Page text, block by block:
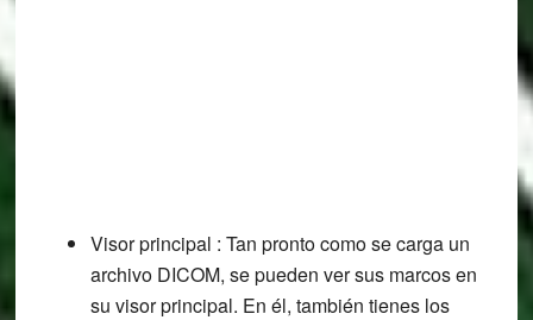
Visor principal : Tan pronto como se carga un
archivo DICOM, se pueden ver sus marcos en
su visor principal. En él, también tienes los